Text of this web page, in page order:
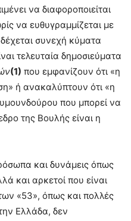
να διαφοροποιείται
να ευθυγραμμίζεται με
συνεχή κύματα
τελευταία δημοσιεύματα
(1) που εμφανίζουν ότι «η
ή ανακαλύπτουν ότι «η
που μπορεί να
της Βουλής είναι η
και δυνάμεις όπως
και αρκετοί που είναι
«53», όπως και πολλές
Ελλάδα, δεν